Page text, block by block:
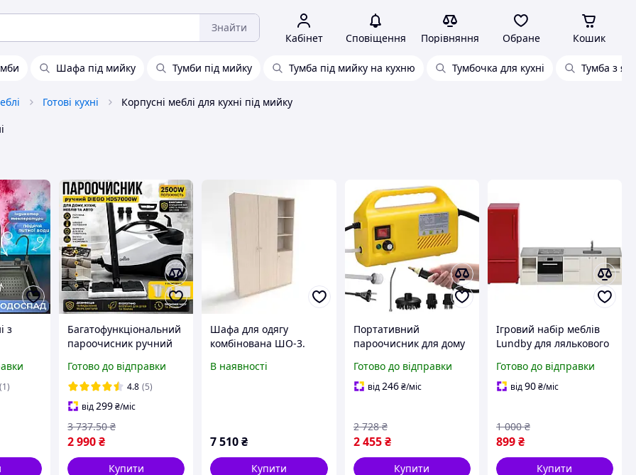
Знайти
Кабінет Сповіщення Порівняння Обране Кошик
Шафа під мийку Тумби під мийку Тумба під мийку на кухню Тумбочка для кухні Тумба з
Готові кухні Корпусні меблі для кухні під мийку
з
та
(1)
Багатофункціональний
пароочисник ручний
дому, кухні, меблів та
авто, комплект насадок
(Польща)
Готово до відправки
4.8 (5)
від299₴/міс
2 990₴
3 737.50 ₴
Купити
Шафа для одягу
комбінована ШО-3.
офісу
В наявності
7 510₴
Купити
Портативний
пароочисник для дому
Пароочисник для дому
для чищення меблів
Готово до відправки
від246 ₴/міс
2 455 ₴
2 728 ₴
Купити
Ігровий набір меблів
Lundby для лялькового
холодильником,
мийкою та плитою,
Готово до відправки
від90₴/міс
899₴
1 000 ₴
Купити